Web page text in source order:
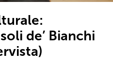
de’ Bianchi